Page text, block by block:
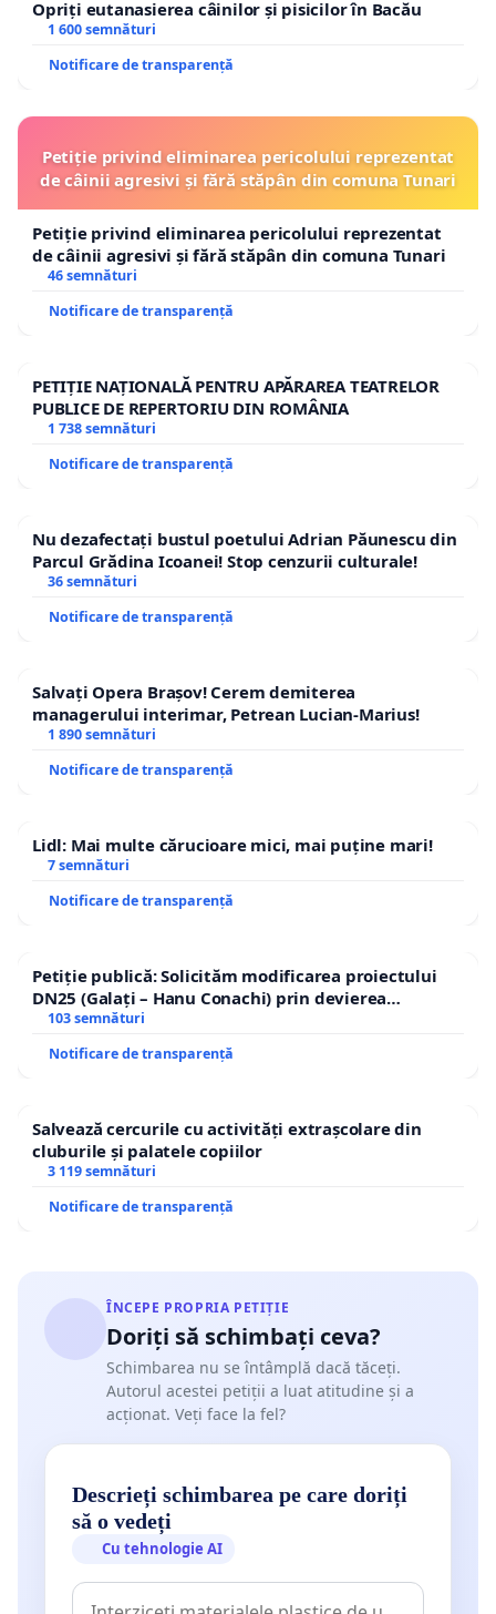
Opriți eutanasierea câinilor și pisicilor în Bacău
1 600 semnături
Notificare de transparență
Petiție privind eliminarea pericolului reprezentat
de câinii agresivi și fără stăpân din comuna Tunari
Petiție privind eliminarea pericolului reprezentat
de câinii agresivi și fără stăpân din comuna Tunari
46 semnături
Notificare de transparență
PETIȚIE NAȚIONALĂ PENTRU APĂRAREA TEATRELOR
PUBLICE DE REPERTORIU DIN ROMÂNIA
1 738 semnături
Notificare de transparență
Nu dezafectați bustul poetului Adrian Păunescu din
Parcul Grădina Icoanei! Stop cenzurii culturale!
36 semnături
Notificare de transparență
Salvați Opera Brașov! Cerem demiterea
managerului interimar, Petrean Lucian-Marius!
1 890 semnături
Notificare de transparență
Lidl: Mai multe cărucioare mici, mai puține mari!
7 semnături
Notificare de transparență
Petiție publică: Solicităm modificarea proiectului
DN25 (Galați – Hanu Conachi) prin devierea
traseului în afara localităților!
103 semnături
Notificare de transparență
Salvează cercurile cu activități extrașcolare din
cluburile și palatele copiilor
3 119 semnături
Notificare de transparență
ÎNCEPE PROPRIA PETIȚIE
Doriți să schimbați ceva?
Schimbarea nu se întâmplă dacă tăceți.
Autorul acestei petiții a luat atitudine și a
acționat. Veți face la fel?
Descrieți schimbarea pe care doriți
să o vedeți
Cu tehnologie AI